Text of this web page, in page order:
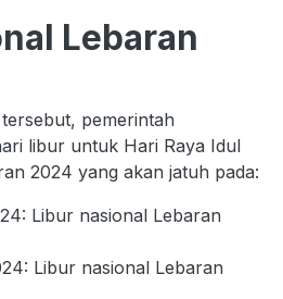
Lebaran
pemerintah
libur untuk Hari Raya Idul
2024 yang akan jatuh pada:
Libur nasional Lebaran
Libur nasional Lebaran